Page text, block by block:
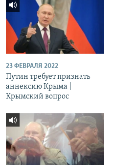
23 ФЕВРАЛЯ 2022
Путин требует признать
аннексию Крыма |
Крымский вопрос